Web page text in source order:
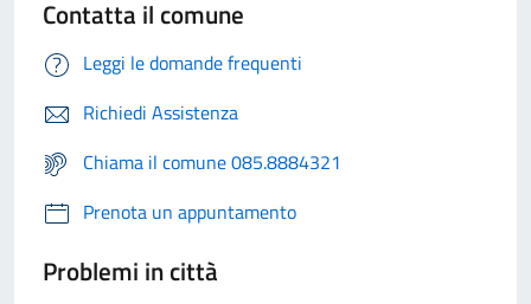
Contatta il comune
Leggi le domande frequenti
Richiedi Assistenza
Chiama il comune 085.8884321
Prenota un appuntamento
Problemi in città